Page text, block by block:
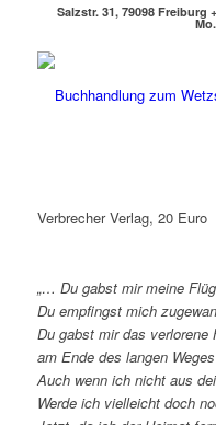
Salzstr. 31, 79098 Freiburg
Verbrecher Verlag, 20 Euro
„… Du gabst mir meine
Du empfingst mich
Du gabst mir das verlorene
am Ende des langen
Auch wenn ich nicht aus
Werde ich vielleicht doch